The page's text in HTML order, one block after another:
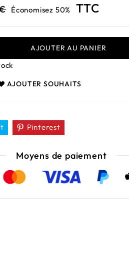
Économisez 50% TTC
AJOUTER AU PANIER
AJOUTER SOUHAITS
Pinterest
Moyens de paiement